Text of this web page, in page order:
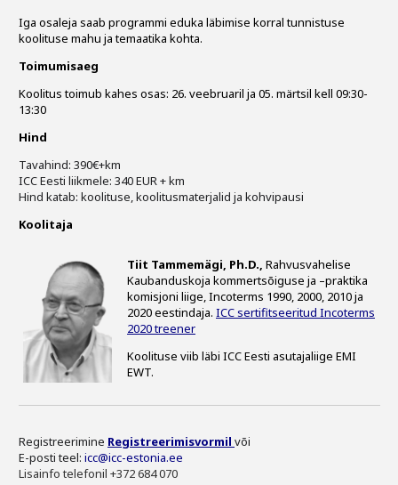
Iga osaleja saab programmi eduka läbimise korral tunnistuse
koolituse mahu ja temaatika kohta.
Toimumisaeg
Koolitus toimub kahes osas: 26. veebruaril ja 05. märtsil kell 09:30-
13:30
Hind
Tavahind: 390€+km
ICC Eesti liikmele: 340 EUR + km
Hind katab: koolituse, koolitusmaterjalid ja kohvipausi
Koolitaja
Tiit Tammemägi, Ph.D., Rahvusvahelise
Kaubanduskoja kommertsõiguse ja –praktika
komisjoni liige, Incoterms 1990, 2000, 2010 ja
2020 eestindaja. ICC sertifitseeritud Incoterms
2020 treener
Koolituse viib läbi ICC Eesti asutajaliige EMI
EWT.
Registreerimine Registreerimisvormil või
E-posti teel: icc@icc-estonia.ee
Lisainfo telefonil +372 684 070